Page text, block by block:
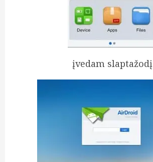
įvedam slaptažodį